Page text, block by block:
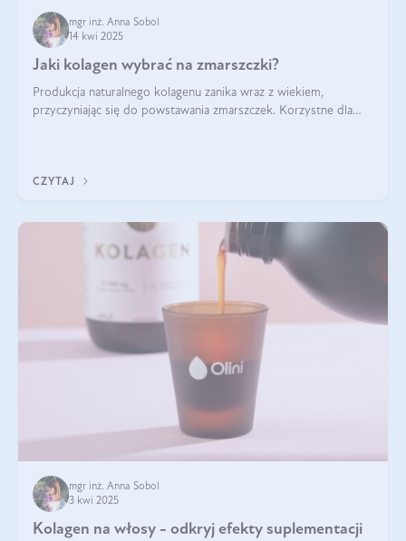
mgr inż. Anna Sobol
14 kwi 2025
Jaki kolagen wybrać na zmarszczki?
Produkcja naturalnego kolagenu zanika wraz z wiekiem,
przyczyniając się do powstawania zmarszczek. Korzystne dla
CZYTAJ
mgr inż. Anna Sobol
3 kwi 2025
Kolagen na włosy - odkryj efekty suplementacji